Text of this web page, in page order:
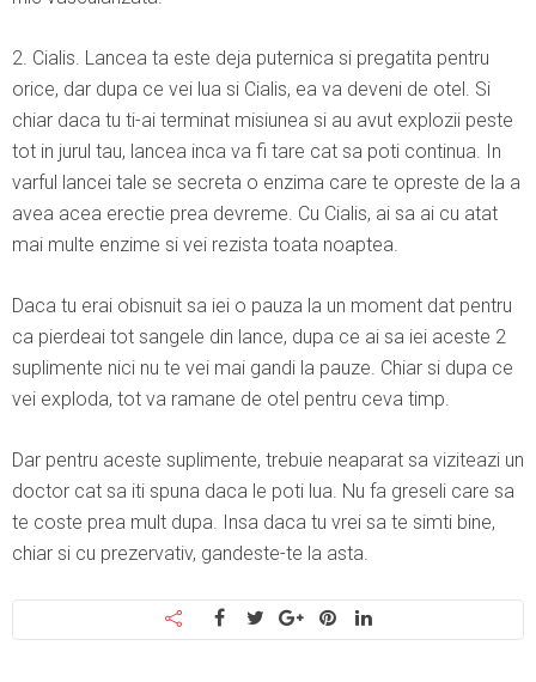
2. Cialis. Lancea ta este deja puternica si pregatita pentru
orice, dar dupa ce vei lua si Cialis, ea va deveni de otel. Si
chiar daca tu ti-ai terminat misiunea si au avut explozii peste
tot in jurul tau, lancea inca va fi tare cat sa poti continua. In
varful lancei tale se secreta o enzima care te opreste de la a
avea acea erectie prea devreme. Cu Cialis, ai sa ai cu atat
mai multe enzime si vei rezista toata noaptea.
Daca tu erai obisnuit sa iei o pauza la un moment dat pentru
ca pierdeai tot sangele din lance, dupa ce ai sa iei aceste 2
suplimente nici nu te vei mai gandi la pauze. Chiar si dupa ce
vei exploda, tot va ramane de otel pentru ceva timp.
Dar pentru aceste suplimente, trebuie neaparat sa viziteazi un
doctor cat sa iti spuna daca le poti lua. Nu fa greseli care sa
te coste prea mult dupa. Insa daca tu vrei sa te simti bine,
chiar si cu prezervativ, gandeste-te la asta.